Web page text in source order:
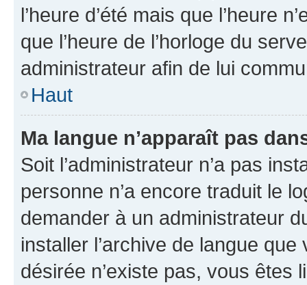
l’heure d’été mais que l’heure
que l’heure de l’horloge du
administrateur afin de lui
Haut
Ma langue n’apparaît pas
Soit l’administrateur n’a pas
personne n’a encore traduit le
demander à un administrateur
installer l’archive de langue
désirée n’existe pas, vous êtes